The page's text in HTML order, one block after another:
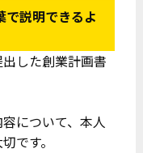
で説明できるよ
した創業計画書
について、本人
です。